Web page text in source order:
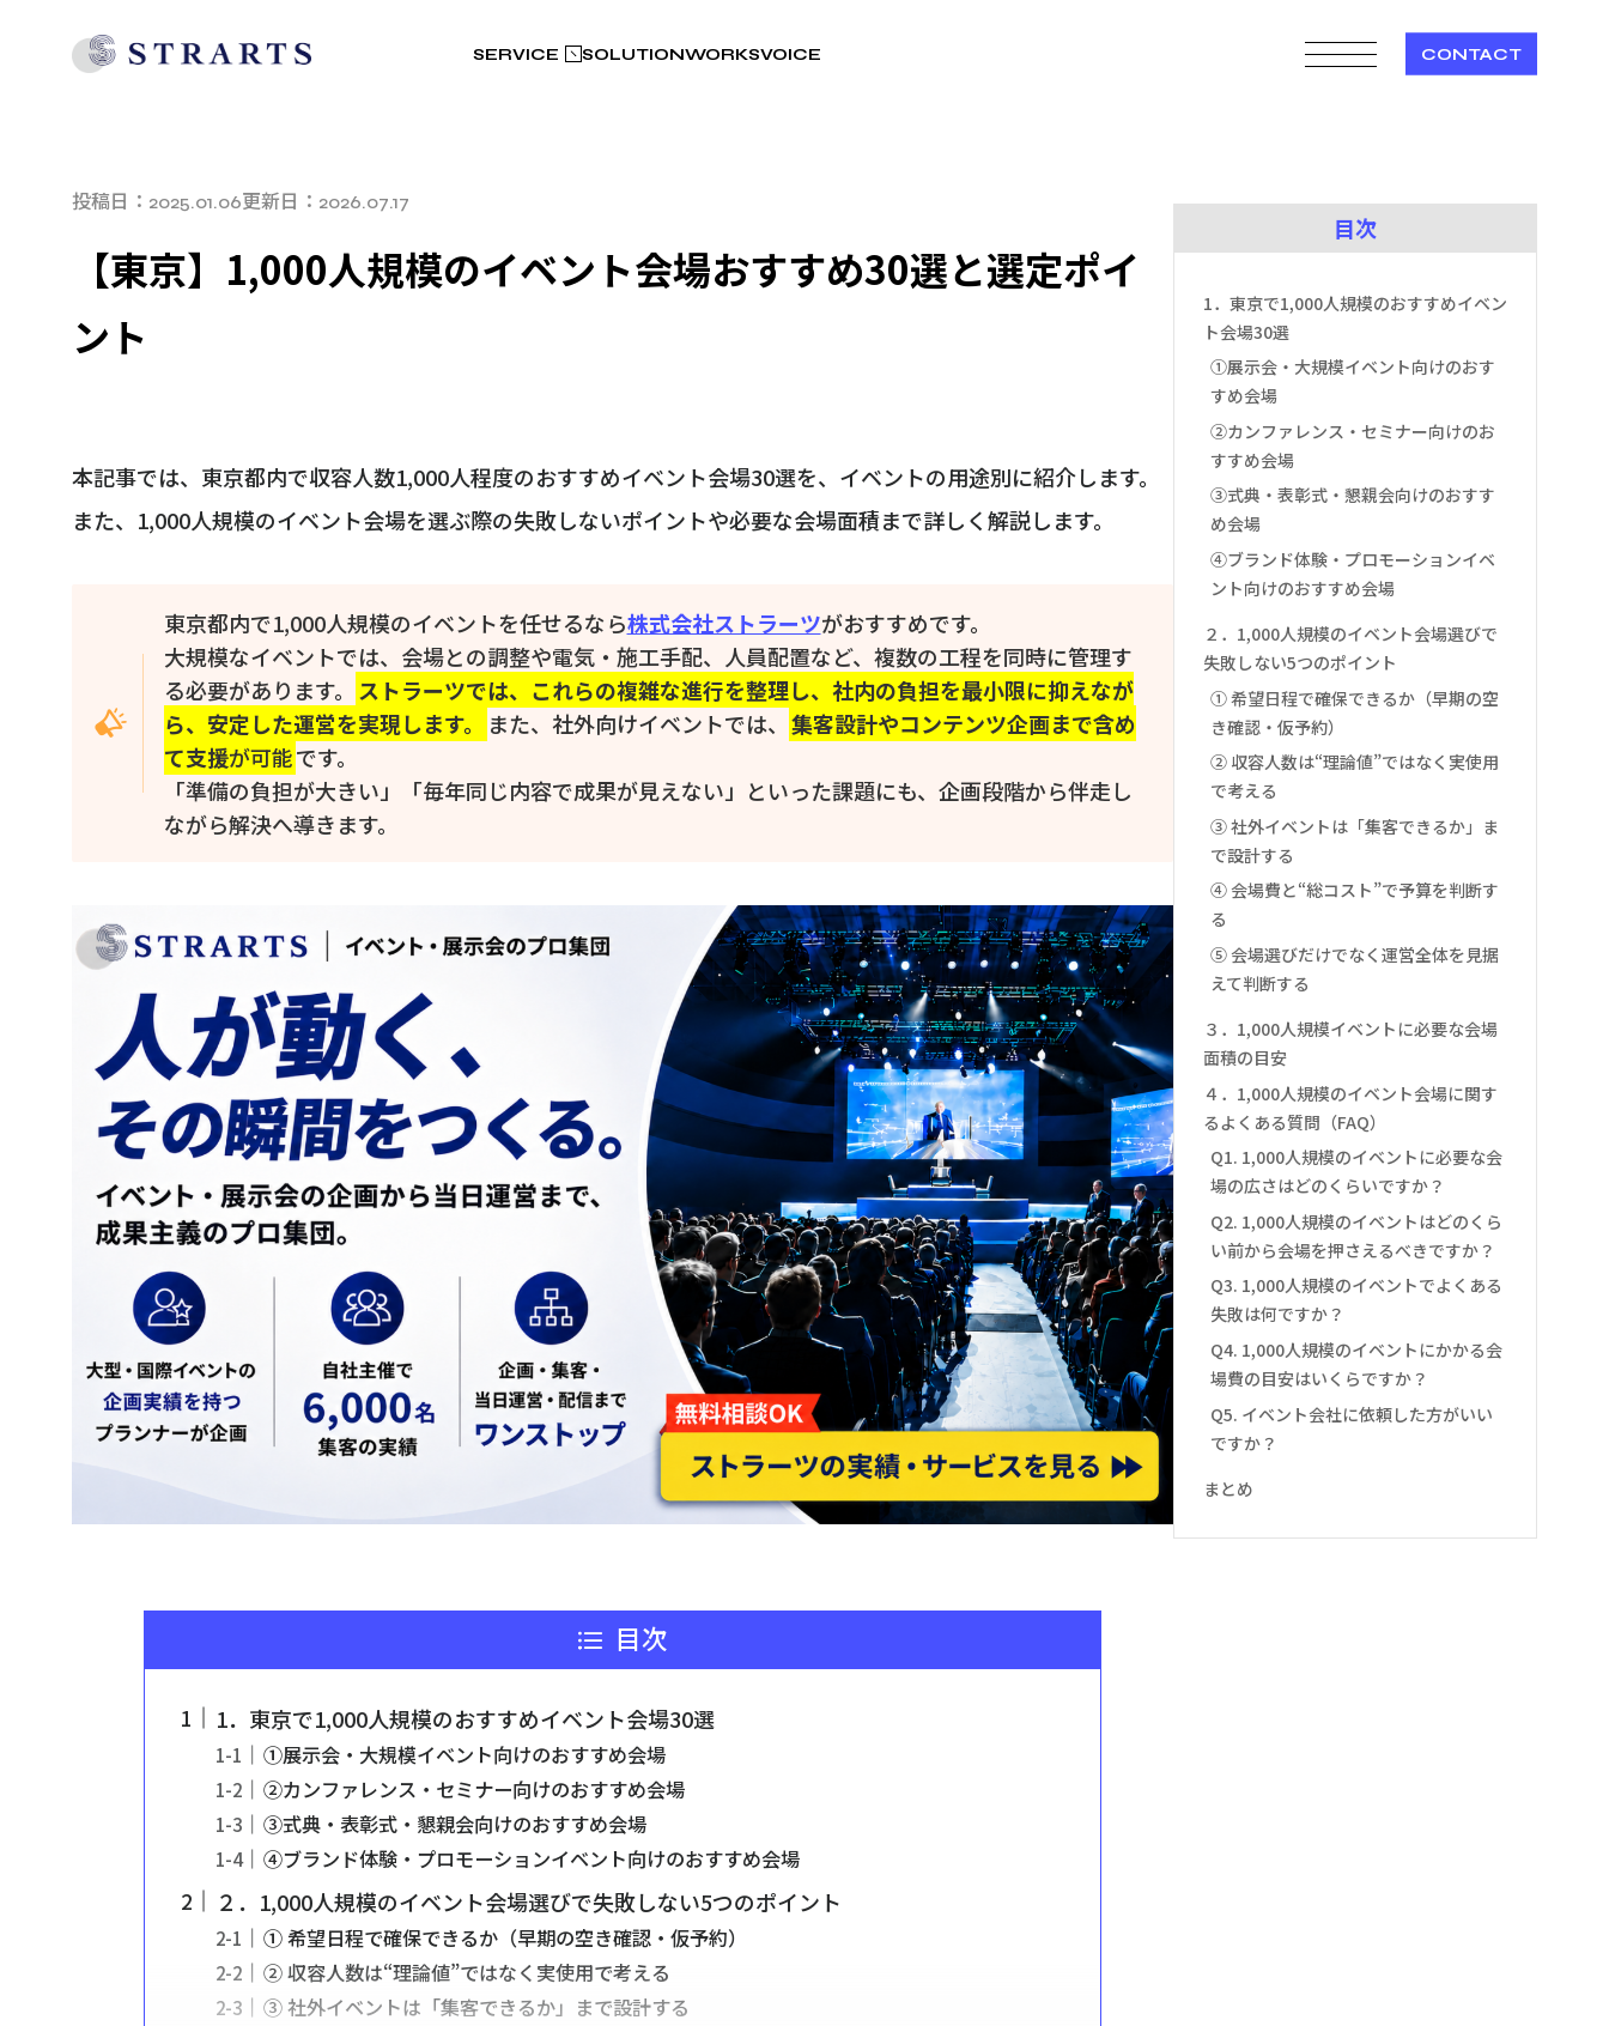
SERVICE SOLUTIONWORKSVOICE CONTACT
投稿日： 2025.01.06更新日： 2026.07.17
【東京】1,000人規模のイベント会場おすすめ30選と選定ポイ
ント
本記事では、東京都内で収容人数1,000人程度のおすすめイベント会場30選を、イベントの用途別に紹介します。
また、1,000人規模のイベント会場を選ぶ際の失敗しないポイントや必要な会場面積まで詳しく解説します。
東京都内で1,000人規模のイベントを任せるなら株式会社ストラーツがおすすめです。
大規模なイベントでは、会場との調整や電気・施工手配、人員配置など、複数の工程を同時に管理す
る必要があります。 ストラーツでは、これらの複雑な進行を整理し、社内の負担を最小限に抑えなが
ら、安定した運営を実現します。
また、社外向けイベントでは、 集客設計やコンテンツ企画まで含め
て支援が可能です。
「準備の負担が大きい」「毎年同じ内容で成果が見えない」といった課題にも、企画段階から伴走し
ながら解決へ導きます。
目次
1．東京で1,000人規模のおすすめイベント会場30選
①展示会・大規模イベント向けのおすすめ会場
②カンファレンス・セミナー向けのおすすめ会場
③式典・表彰式・懇親会向けのおすすめ会場
④ブランド体験・プロモーションイベント向けのおすすめ会場
２．1,000人規模のイベント会場選びで失敗しない5つのポイント
① 希望日程で確保できるか（早期の空き確認・仮予約）
② 収容人数は“理論値”ではなく実使用で考える
③ 社外イベントは「集客できるか」まで設計する
目次
1．東京で1,000人規模のおすすめイベン
ト会場30選
①展示会・大規模イベント向けのおす
すめ会場
②カンファレンス・セミナー向けのお
すすめ会場
③式典・表彰式・懇親会向けのおすす
め会場
④ブランド体験・プロモーションイベ
ント向けのおすすめ会場
２．1,000人規模のイベント会場選びで
失敗しない5つのポイント
① 希望日程で確保できるか（早期の空
き確認・仮予約）
② 収容人数は“理論値”ではなく実使用
で考える
③ 社外イベントは「集客できるか」ま
で設計する
④ 会場費と“総コスト”で予算を判断す
る
⑤ 会場選びだけでなく運営全体を見据
えて判断する
３．1,000人規模イベントに必要な会場
面積の目安
４．1,000人規模のイベント会場に関す
るよくある質問（FAQ）
Q1. 1,000人規模のイベントに必要な会
場の広さはどのくらいですか？
Q2. 1,000人規模のイベントはどのくら
い前から会場を押さえるべきですか？
Q3. 1,000人規模のイベントでよくある
失敗は何ですか？
Q4. 1,000人規模のイベントにかかる会
場費の目安はいくらですか？
Q5. イベント会社に依頼した方がいい
ですか？
まとめ